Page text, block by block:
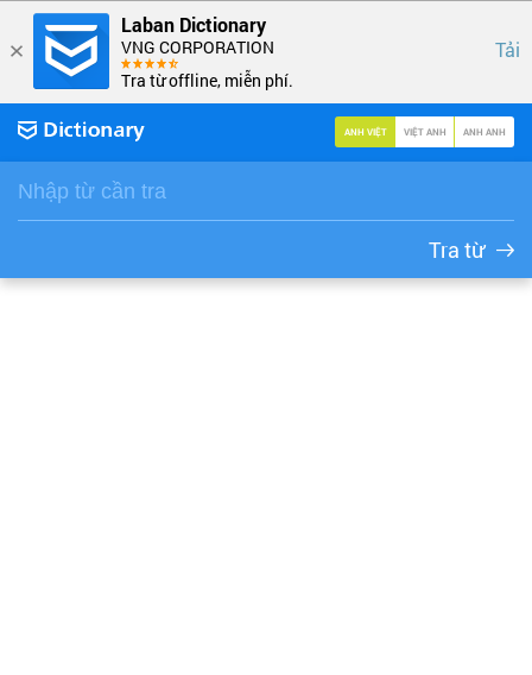
Laban Dictionary
VNG CORPORATION
Tra từ offline, miễn phí.
Tải
ANH VIỆT VIỆT ANH ANH ANH
Tra từ